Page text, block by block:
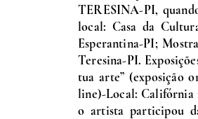
TERESINA-PI,
local: Casa da
Esperantina-PI;
Teresina-PI.
tua arte” (exposição
line)-Local: Califórnia
o artista participou